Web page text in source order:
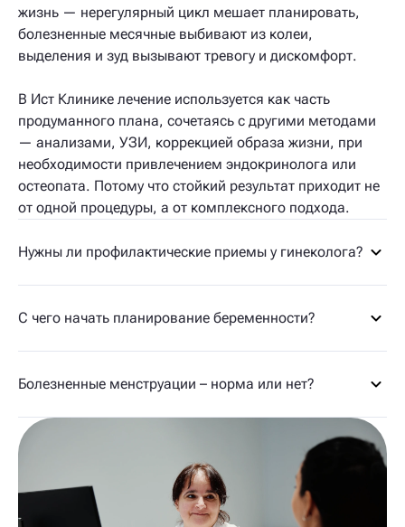
жизнь — нерегулярный цикл мешает планировать,
болезненные месячные выбивают из колеи,
выделения и зуд вызывают тревогу и дискомфорт.
В Ист Клинике лечение используется как часть
продуманного плана, сочетаясь с другими методами
— анализами, УЗИ, коррекцией образа жизни, при
необходимости привлечением эндокринолога или
остеопата. Потому что стойкий результат приходит не
от одной процедуры, а от комплексного подхода.
Нужны ли профилактические приемы у гинеколога?
С чего начать планирование беременности?
Болезненные менструации – норма или нет?